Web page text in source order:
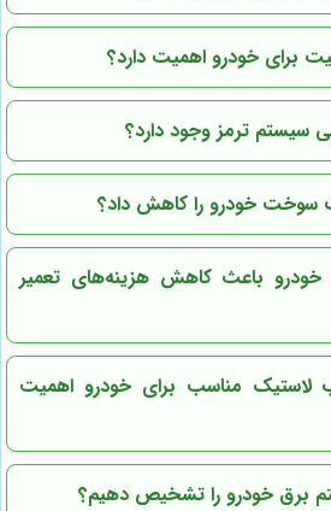
برای خودرو اهمیت دارد؟
سیستم ترمز وجود دارد؟
سوخت خودرو را کاهش داد؟
باعث کاهش هزینه‌های تعمیر
لاستیک مناسب برای خودرو اهمیت
برق خودرو را تشخیص دهیم؟